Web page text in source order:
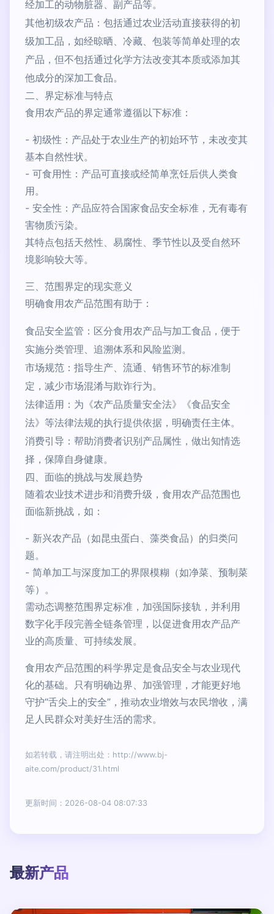
经加工的动物脏器、副产品等。
其他初级农产品：包括通过农业活动直接获得的初
级加工品，如经晾晒、冷藏、包装等简单处理的农
产品，但不包括通过化学方法改变其本质或添加其
他成分的深加工食品。
二、界定标准与特点
食用农产品的界定通常遵循以下标准：
- 初级性：产品处于农业生产的初始环节，未改变其
基本自然性状。
- 可食用性：产品可直接或经简单烹饪后供人类食
用。
- 安全性：产品应符合国家食品安全标准，无有毒有
害物质污染。
其特点包括天然性、易腐性、季节性以及受自然环
境影响较大等。
三、范围界定的现实意义
明确食用农产品范围有助于：
食品安全监管：区分食用农产品与加工食品，便于
实施分类管理、追溯体系和风险监测。
市场规范：指导生产、流通、销售环节的标准制
定，减少市场混淆与欺诈行为。
法律适用：为《农产品质量安全法》《食品安全
法》等法律法规的执行提供依据，明确责任主体。
消费引导：帮助消费者识别产品属性，做出知情选
择，保障自身健康。
四、面临的挑战与发展趋势
随着农业技术进步和消费升级，食用农产品范围也
面临新挑战，如：
- 新兴农产品（如昆虫蛋白、藻类食品）的归类问
题。
- 简单加工与深度加工的界限模糊（如净菜、预制菜
等）。
需动态调整范围界定标准，加强国际接轨，并利用
数字化手段完善全链条管理，以促进食用农产品产
业的高质量、可持续发展。
食用农产品范围的科学界定是食品安全与农业现代
化的基础。只有明确边界、加强管理，才能更好地
守护“舌尖上的安全”，推动农业增效与农民增收，满
足人民群众对美好生活的需求。
如若转载，请注明出处：http://www.bj-
aite.com/product/31.html
更新时间：2026-08-04 08:07:33
最新产品